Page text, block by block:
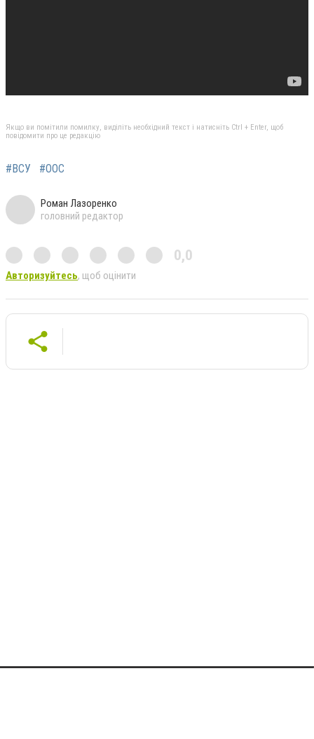
Якщо ви помітили помилку, виділіть необхідний текст і натисніть Ctrl + Enter, щоб
повідомити про це редакцію
#ВСУ #ООС
Роман Лазоренко
головний редактор
0,0
Авторизуйтесь, щоб оцінити